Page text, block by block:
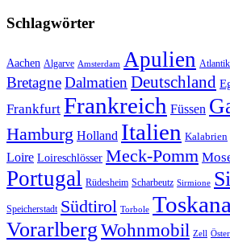
Schlagwörter
Aachen Algarve Amsterdam Apulien Atlantik
BretagneDalmatien Deutschland
Frankfurt Frankreich Füssen
Hamburg Holland Italien Kalabrien
Loire Loireschlösser Meck-Pomm
Portugal Rüdesheim Scharbeutz Sirmione
Speicherstadt Südtirol Torbole Toskana
VorarlbergWohnmobil Zell